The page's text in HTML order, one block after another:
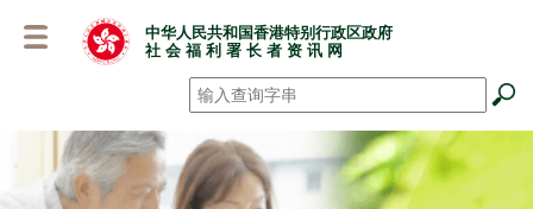
中华人民共和国香港特别行政区政府
社 会 福 利 署 长 者 资 讯 网
搜寻 *